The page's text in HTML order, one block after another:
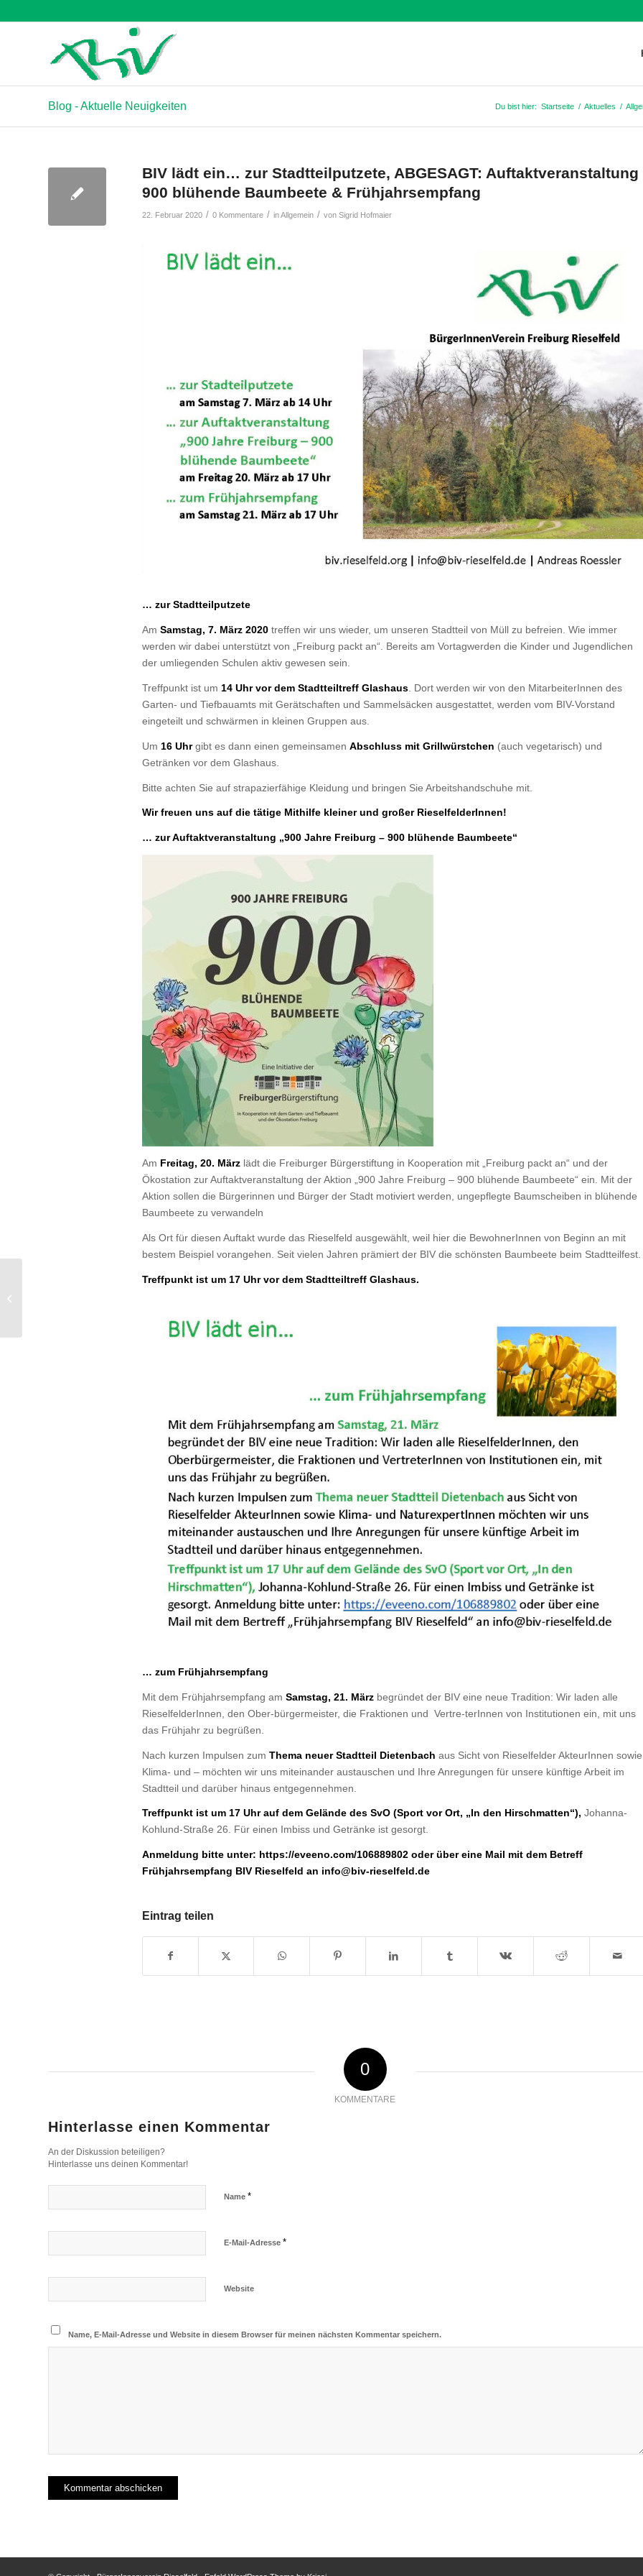
Blog - Aktuelle Neuigkeiten Du bist hier: Startseite / Aktuelles /
BIV lädt ein… zur Stadtteilputzete, ABGESAGT: Auftaktveranstaltung
900 blühende Baumbeete & Frühjahrsempfang
22. Februar 2020 / 0 Kommentare / inAllgemein / von Sigrid Hofmaier
… zur Stadtteilputzete
Am Samstag, 7. März 2020 treffen wir uns wieder, um unseren Stadtteil von Müll zu befreien. Wie immer
werden wir dabei unterstützt von „Freiburg packt an“. Bereits am Vortagwerden die Kinder und Jugendlichen
der umliegenden Schulen aktiv gewesen sein.
Treffpunkt ist um 14 Uhr vor dem Stadtteiltreff Glashaus . Dort werden wir von den MitarbeiterInnen des
Garten- und Tiefbauamts mit Gerätschaften und Sammelsäcken ausgestattet, werden vom BIV-Vorstand
eingeteilt und schwärmen in kleinen Gruppen aus.
Um 16 Uhrgibt es dann einen gemeinsamen Abschluss mit Grillwürstchen (auch vegetarisch) und
Getränken vor dem Glashaus.
Bitte achten Sie auf strapazierfähige Kleidung und bringen Sie Arbeitshandschuhe mit.
Wir freuen uns auf die tätige Mithilfe kleiner und großer RieselfelderInnen!
… zur Auftaktveranstaltung „900 Jahre Freiburg – 900 blühende Baumbeete“
Am Freitag, 20. März lädt die Freiburger Bürgerstiftung in Kooperation mit „Freiburg packt an“ und der
Ökostation zur Auftaktveranstaltung der Aktion „900 Jahre Freiburg – 900 blühende Baumbeete“ ein. Mit der
Aktion sollen die Bürgerinnen und Bürger der Stadt motiviert werden, ungepflegte Baumscheiben in blühende
Baumbeete zu verwandeln
Als Ort für diesen Auftakt wurde das Rieselfeld ausgewählt, weil hier die BewohnerInnen von Beginn an mit
bestem Beispiel vorangehen. Seit vielen Jahren prämiert der BIV die schönsten Baumbeete beim Stadtteilfest.
Treffpunkt ist um 17 Uhr vor dem Stadtteiltreff Glashaus.
… zum Frühjahrsempfang
Mit dem Frühjahrsempfang am Samstag, 21. März begründet der BIV eine neue Tradition: Wir laden alle
RieselfelderInnen, den Ober-bürgermeister, die Fraktionen und Vertre-terInnen von Institutionen ein, mit uns
das Frühjahr zu begrüßen.
Nach kurzen Impulsen zum Thema neuer Stadtteil Dietenbach aus Sicht von Rieselfelder AkteurInnen sowie
Klima- und – möchten wir uns miteinander austauschen und Ihre Anregungen für unsere künftige Arbeit im
Stadtteil und darüber hinaus entgegennehmen.
Treffpunkt ist um 17 Uhr auf dem Gelände des SvO (Sport vor Ort, „In den Hirschmatten“), Johanna-
Kohlund-Straße 26. Für einen Imbiss und Getränke ist gesorgt.
Anmeldung bitte unter: https://eveeno.com/106889802 oder über eine Mail mit dem Betreff
Frühjahrsempfang BIV Rieselfeld an info@biv-rieselfeld.de
Eintrag teilen
0
KOMMENTARE
Hinterlasse einen Kommentar
An der Diskussion beteiligen?
Hinterlasse uns deinen Kommentar!
Name *
E-Mail-Adresse *
Website
Name, E-Mail-Adresse und Website in diesem Browser für meinen nächsten Kommentar speichern.